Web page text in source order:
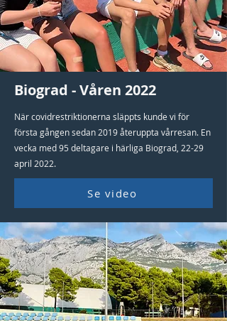
Biograd - Våren 2022
När covidrestriktionerna släppts kunde vi för
första gången sedan 2019 återuppta vårresan. En
vecka med 95 deltagare i härliga Biograd, 22-29
april 2022.
Se video